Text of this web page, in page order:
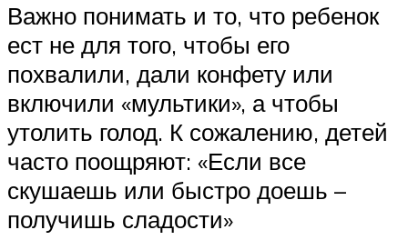
Важно понимать и то, что ребенок
ест не для того, чтобы его
похвалили, дали конфету или
включили «мультики», а чтобы
утолить голод. К сожалению, детей
часто поощряют: «Если все
скушаешь или быстро доешь –
получишь сладости»